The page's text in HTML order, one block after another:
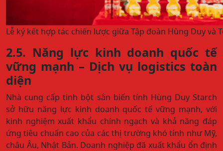
Lễ ký kết hợp tác chiến lược giữa Tập đoàn Hùng Duy và
2.5. Năng lực kinh doanh quốc tế
vững mạnh – Dịch vụ logistics toàn
diện
Nhà cung cấp tinh bột sắn biến tính Hùng Duy Starch
sở hữu năng lực kinh doanh quốc tế vững mạnh, với
kinh nghiệm xuất khẩu chính ngạch và khả năng đáp
ứng tiêu chuẩn cao của các thị trường khó tính như Mỹ,
châu Âu, Nhật Bản. Doanh nghiệp đã xuất khẩu ổn định